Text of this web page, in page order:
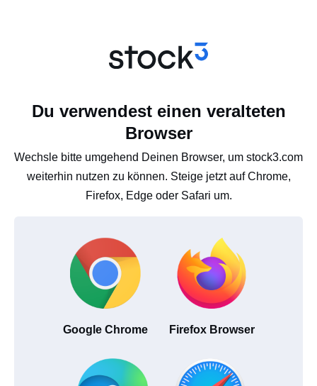
Du verwendest einen veralteten
Browser
Wechsle bitte umgehend Deinen Browser, um stock3.com
weiterhin nutzen zu können. Steige jetzt auf Chrome,
Firefox, Edge oder Safari um.
Google Chrome Firefox Browser